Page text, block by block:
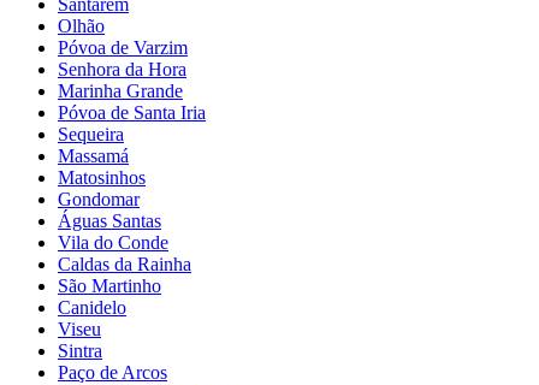
Santarém
Olhão
Póvoa de Varzim
Senhora da Hora
Marinha Grande
Póvoa de Santa Iria
Sequeira
Massamá
Matosinhos
Gondomar
Águas Santas
Vila do Conde
Caldas da Rainha
São Martinho
Canidelo
Viseu
Sintra
Paço de Arcos